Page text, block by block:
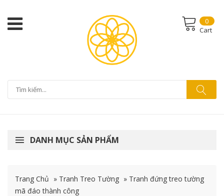
0
Cart
DANH MỤC SẢN PHẨM
Trang Chủ » Tranh Treo Tường » Tranh đứng treo tường
mã đáo thành công